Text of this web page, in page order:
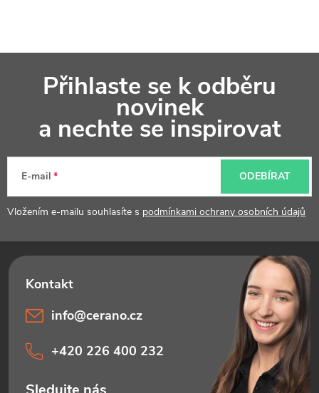
a
Přihlaste se k odběru
novinek
a nechte se inspirovat
E-mail
Vložením e-mailu souhlasíte s podmínkami ochrany osobních údajů
ODEBÍRAT
info@cerano.cz
+420 226 400 232